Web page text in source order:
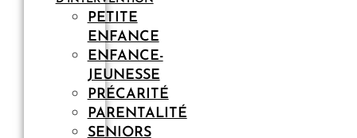
PETITE
ENFANCE
ENFANCE-
JEUNESSE
PRÉCARITÉ
PARENTALITÉ
SENIORS